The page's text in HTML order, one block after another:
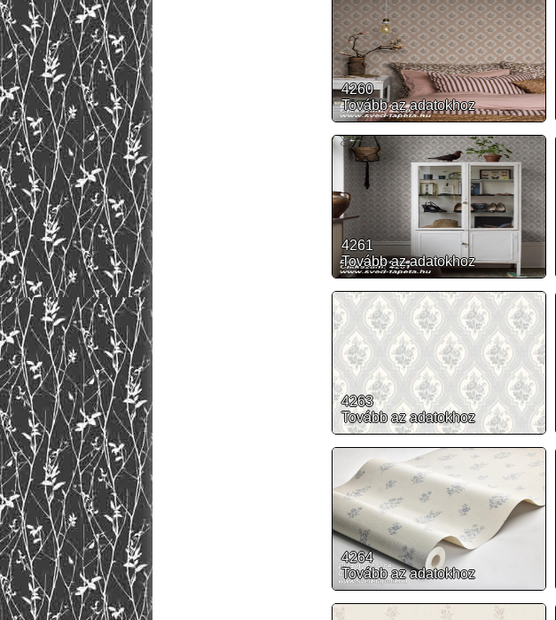
4260
Tovább az adatokhoz
4261
Tovább az adatokhoz
4263
Tovább az adatokhoz
4264
Tovább az adatokhoz